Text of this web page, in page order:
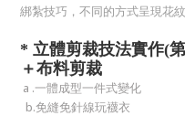
綁紮技巧，不同的方式呈現花
* 立體剪裁技法實作(
＋布料剪裁
a .一體成型一件式變化
b.免縫免針線玩襪衣